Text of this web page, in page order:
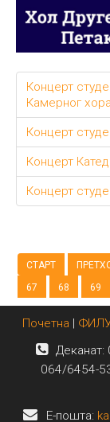
Концерт
Камерног
Концерт
Концерт
Концерт
СТАРТ
67
68 69
Почетна |
Деканат:
064/6454-
E-пошта: